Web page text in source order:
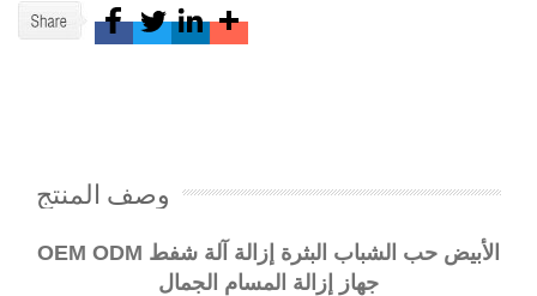
وصف المنتج
OEM ODM الأبيض حب الشباب البثرة إزالة آلة شفط
جهاز إزالة المسام الجمال